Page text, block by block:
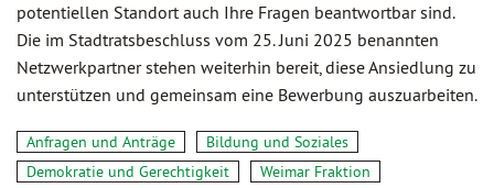
potentiellen Standort auch Ihre Fragen beantwortbar sind.
Die im Stadtratsbeschluss vom 25. Juni 2025 benannten
Netzwerkpartner stehen weiterhin bereit, diese Ansiedlung zu
unterstützen und gemeinsam eine Bewerbung auszuarbeiten.
Anfragen und Anträge
Bildung und Soziales
Demokratie und Gerechtigkeit
Weimar Fraktion